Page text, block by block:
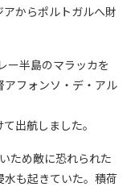
からポルトガルへ財
ー半島のマラッカを
フォンソ・デ・アル
出航しました。
ため敵に恐れられた
も起きていた。積荷